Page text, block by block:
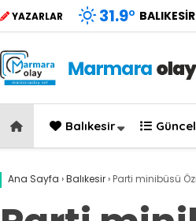
YAZARLAR 31.9° BALIKESIR
Balıkesir Güncel
Ana Sayfa ›Balıkesir› Parti minibüsü